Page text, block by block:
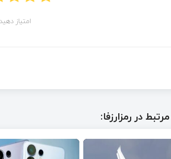
امتیاز
در رمزارزفا: